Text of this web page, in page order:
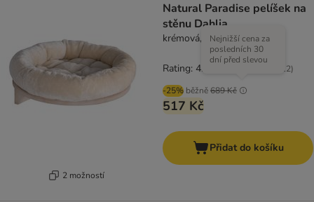
2 možností
Natural Paradise pelíšek na
stěnu Dahlia
krémová, Ø 48 cm
-25% běžně689 Kč
Nejnižší cena za
posledních 30
dní před slevou
517 Kč
Rating: 4.4/5 112)
Přidat do košíku